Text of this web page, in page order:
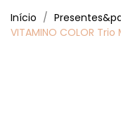
Início
VITAMINO COLOR